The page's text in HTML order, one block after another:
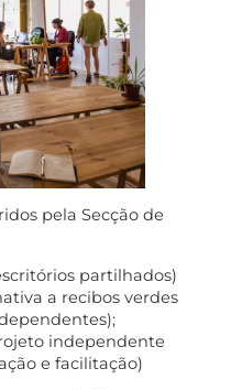
pela Secção de
partilhados)
a recibos verdes
independente
e facilitação)